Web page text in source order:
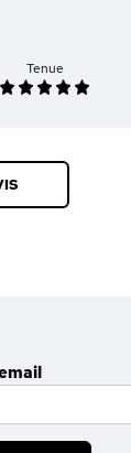
Tenue